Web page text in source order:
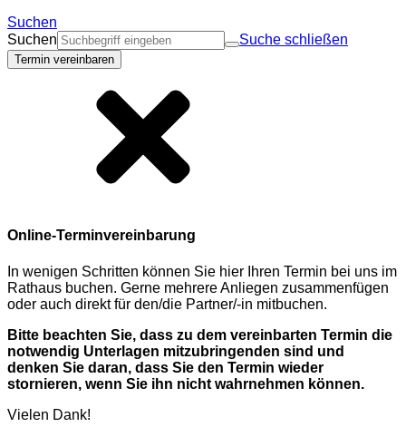
Suchen
Suchen
Suche schließen
Termin vereinbaren
Online-Terminvereinbarung
In wenigen Schritten können Sie hier Ihren Termin bei uns im
Rathaus buchen. Gerne mehrere Anliegen zusammenfügen
oder auch direkt für den/die Partner/-in mitbuchen.
Bitte beachten Sie, dass zu dem vereinbarten Termin die
notwendig Unterlagen mitzubringenden sind und
denken Sie daran, dass Sie den Termin wieder
stornieren, wenn Sie ihn nicht wahrnehmen können.
Vielen Dank!